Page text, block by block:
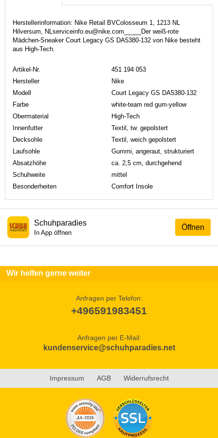
Herstellerinformation: Nike Retail BVColosseum 1, 1213 NL
Hilversum, NLserviceinfo.eu@nike.com_____Der weiß-rote
Mädchen-Sneaker Court Legacy GS DA5380-132 von Nike besteht
aus High-Tech.
Artikel-Nr.
451 194 053
Hersteller
Nike
Modell
Court Legacy GS DA5380-132
Farbe
white-team red gum-yellow
Obermaterial
High-Tech
Innenfutter
Textil, tw. gepolstert
Decksohle
Textil, weich gepolstert
Laufsohle
Gummi, angeraut, strukturiert
Absatzhöhe
ca. 2,5 cm, durchgehend
Schuhweite
mittel
Besonderheiten
Comfort Insole
Öffnen
Schuhparadies
In App öffnen
Wir helfen gerne weiter
Anfragen per Telefon:
+496591983451
Anfragen per E-Mail:
kundenservice@schuhparadies.net
Impressum AGB Widerrufsrecht